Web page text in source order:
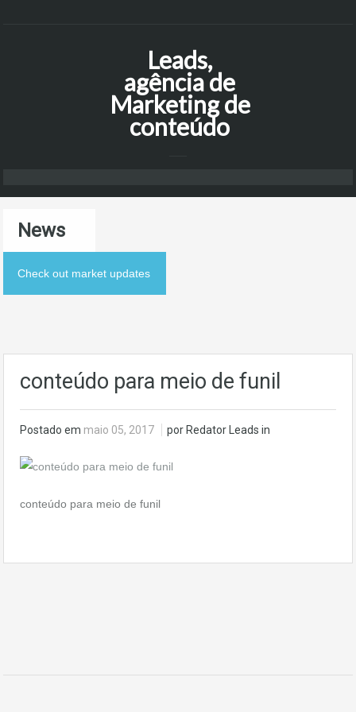
Leads,
agência de
Marketing de
conteúdo
News
Check out market updates
conteúdo para meio de funil
Postado em maio 05, 2017 por Redator Leads in
conteúdo para meio de funil